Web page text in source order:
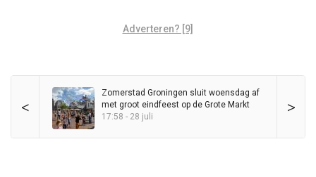
Adverteren? [9]
< >
Zomerstad Groningen sluit woensdag af
met groot eindfeest op de Grote Markt
17:58 - 28 juli